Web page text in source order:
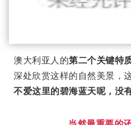
澳大利亚人的第二个关键特
深处欣赏这样的自然美景，
不爱这里的碧海蓝天呢，没